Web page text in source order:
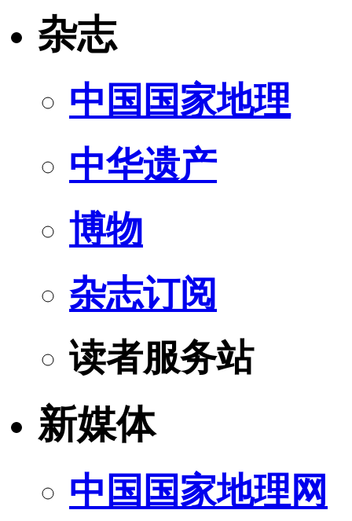
杂志
中国国家地理
中华遗产
博物
杂志订阅
读者服务站
新媒体
中国国家地理网